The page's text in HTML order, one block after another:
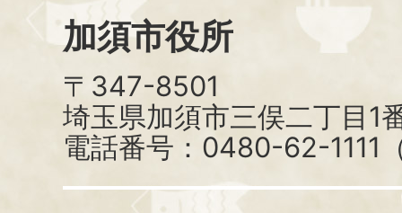
加須市役所
〒347-8501
埼玉県加須市三俣二丁目1
電話番号：0480-62-1111